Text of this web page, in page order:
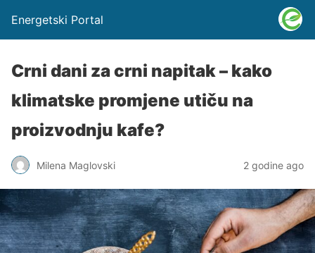
Energetski Portal
Crni dani za crni napitak – kako
klimatske promjene utiču na
proizvodnju kafe?
Milena Maglovski 2 godine ago